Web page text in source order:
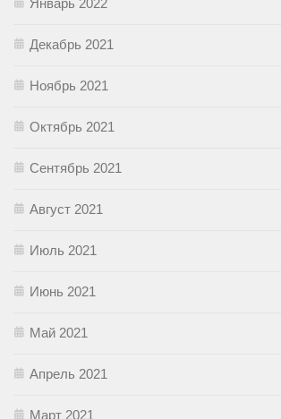
Декабрь 2021
Ноябрь 2021
Октябрь 2021
Сентябрь 2021
Август 2021
Июль 2021
Июнь 2021
Май 2021
Апрель 2021
Март 2021